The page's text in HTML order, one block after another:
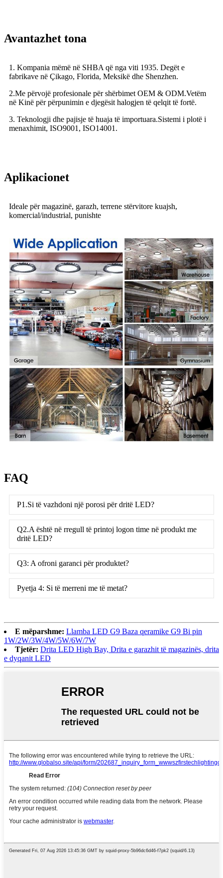
Avantazhet tona
1. Kompania mëmë në SHBA që nga viti 1935. Degët e
fabrikave në Çikago, Florida, Meksikë dhe Shenzhen.
2.Me përvojë profesionale për shërbimet OEM & ODM.Vetëm
në Kinë për përpunimin e djegësit halogjen të qelqit të fortë.
3. Teknologji dhe pajisje të huaja të importuara.Sistemi i plotë i
menaxhimit, ISO9001, ISO14001.
Aplikacionet
Ideale për magazinë, garazh, terrene stërvitore kuajsh,
komercial/industrial, punishte
FAQ
P1.Si të vazhdoni një porosi për dritë LED?
Q2.A është në rregull të printoj logon time në produkt me
dritë LED?
Q3: A ofroni garanci për produktet?
Pyetja 4: Si të merreni me të metat?
E mëparshme: Llamba LED G9 Baza qeramike G9 Bi pin
1W/2W/3W/4W/5W/6W/7W
Tjetër: Drita LED High Bay, Drita e garazhit të magazinës, drita
e dyqanit LED